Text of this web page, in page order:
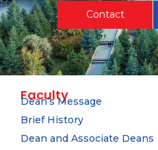
Contact
Faculty
Dean’s Message
Brief History
Dean and Associate Deans